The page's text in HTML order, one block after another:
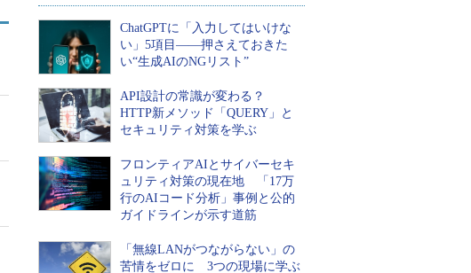
ChatGPTに「入力してはいけな
い」5項目――押さえておきた
い“生成AIのNGリスト”
API設計の常識が変わる？
HTTP新メソッド「QUERY」と
セキュリティ対策を学ぶ
フロンティアAIとサイバーセキ
ュリティ対策の現在地 「17万
行のAIコード分析」事例と公的
ガイドラインが示す道筋
「無線LANがつながらない」の
苦情をゼロに 3つの現場に学ぶ